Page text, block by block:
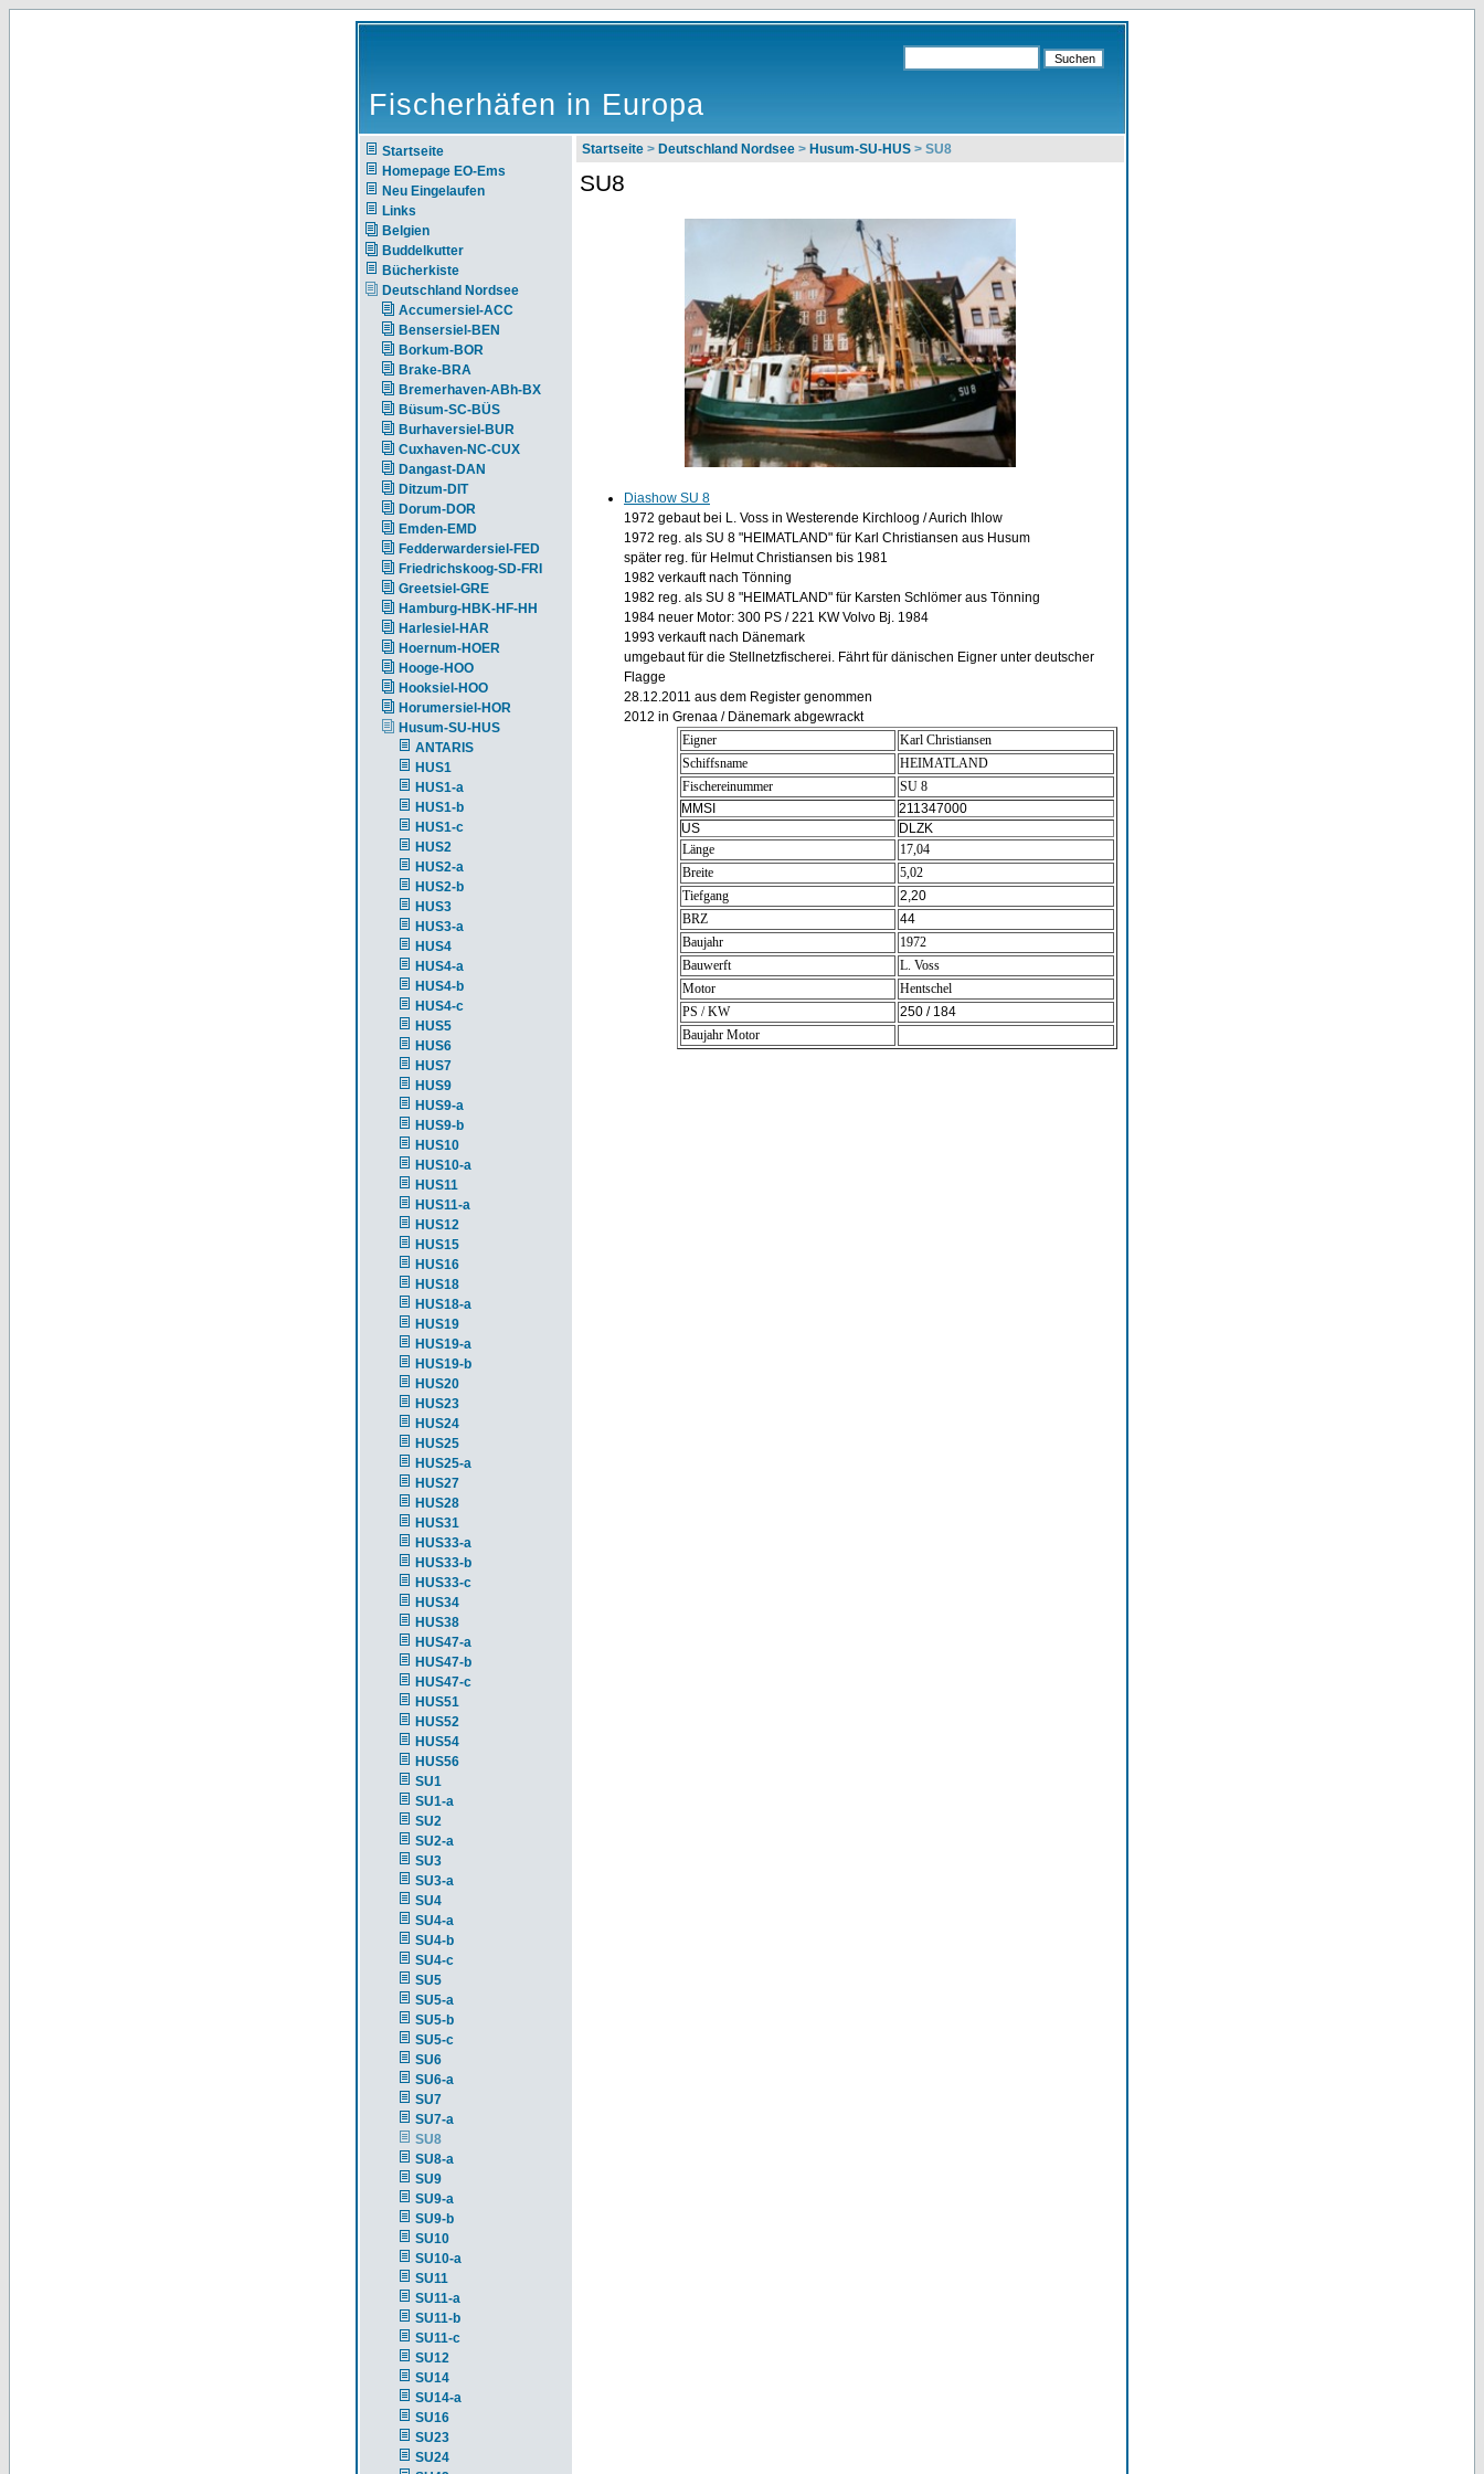
Fischerhäfen in Europa
Startseite
Homepage EO-Ems
Neu Eingelaufen
Links
Belgien
Buddelkutter
Bücherkiste
Deutschland Nordsee
Accumersiel-ACC
Bensersiel-BEN
Borkum-BOR
Brake-BRA
Bremerhaven-ABh-BX
Büsum-SC-BÜS
Burhaversiel-BUR
Cuxhaven-NC-CUX
Dangast-DAN
Ditzum-DIT
Dorum-DOR
Emden-EMD
Fedderwardersiel-FED
Friedrichskoog-SD-FRI
Greetsiel-GRE
Hamburg-HBK-HF-HH
Harlesiel-HAR
Hoernum-HOER
Hooge-HOO
Hooksiel-HOO
Horumersiel-HOR
Husum-SU-HUS
ANTARIS
HUS1
HUS1-a
HUS1-b
HUS1-c
HUS2
HUS2-a
HUS2-b
HUS3
HUS3-a
HUS4
HUS4-a
HUS4-b
HUS4-c
HUS5
HUS6
HUS7
HUS9
HUS9-a
HUS9-b
HUS10
HUS10-a
HUS11
HUS11-a
HUS12
HUS15
HUS16
HUS18
HUS18-a
HUS19
HUS19-a
HUS19-b
HUS20
HUS23
HUS24
HUS25
HUS25-a
HUS27
HUS28
HUS31
HUS33-a
HUS33-b
HUS33-c
HUS34
HUS38
HUS47-a
HUS47-b
HUS47-c
HUS51
HUS52
HUS54
HUS56
SU1
SU1-a
SU2
SU2-a
SU3
SU3-a
SU4
SU4-a
SU4-b
SU4-c
SU5
SU5-a
SU5-b
SU5-c
SU6
SU6-a
SU7
SU7-a
SU8
SU8-a
SU9
SU9-a
SU9-b
SU10
SU10-a
SU11
SU11-a
SU11-b
SU11-c
SU12
SU14
SU14-a
SU16
SU23
SU24
Startseite > Deutschland Nordsee > Husum-SU-HUS > SU8
SU8
Diashow SU 8
1972 gebaut bei L. Voss in Westerende Kirchloog / Aurich Ihlow
1972 reg. als SU 8 "HEIMATLAND" für Karl Christiansen aus Husum
später reg. für Helmut Christiansen bis 1981
1982 verkauft nach Tönning
1982 reg. als SU 8 "HEIMATLAND" für Karsten Schlömer aus Tönning
1984 neuer Motor: 300 PS / 221 KW Volvo Bj. 1984
1993 verkauft nach Dänemark
umgebaut für die Stellnetzfischerei. Fährt für dänischen Eigner unter deutscher
Flagge
28.12.2011 aus dem Register genommen
2012 in Grenaa / Dänemark abgewrackt
Eigner
Karl Christiansen
Schiffsname
HEIMATLAND
Fischereinummer
SU 8
MMSI
211347000
US
DLZK
Länge
17,04
Breite
5,02
Tiefgang
2,20
BRZ
44
Baujahr
1972
Bauwerft
L. Voss
Motor
Hentschel
PS / KW
250 / 184
Baujahr Motor